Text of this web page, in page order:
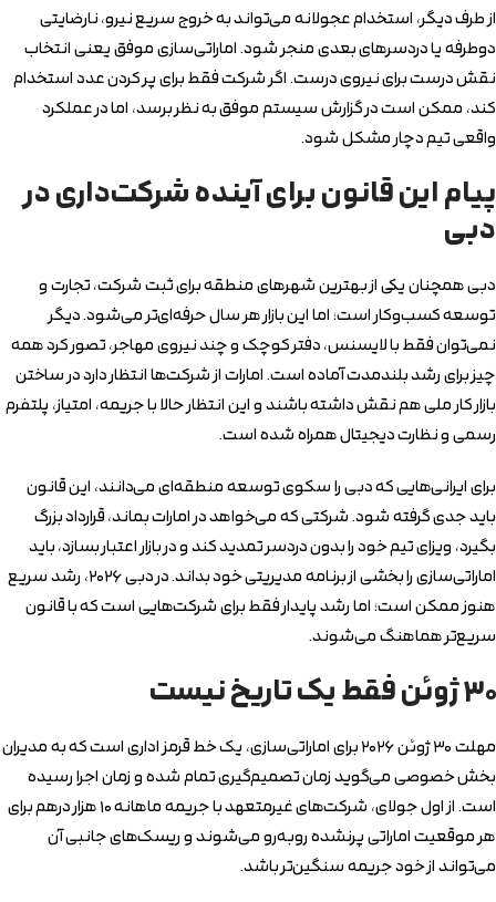
از طرف دیگر، استخدام عجولانه می‌تواند به خروج سریع نیرو، نارضایتی
دوطرفه یا دردسرهای بعدی منجر شود. اماراتی‌سازی موفق یعنی انتخاب
نقش درست برای نیروی درست. اگر شرکت فقط برای پر کردن عدد استخدام
کند، ممکن است در گزارش سیستم موفق به نظر برسد، اما در عملکرد
واقعی تیم دچار مشکل شود.
پیام این قانون برای آینده شرکت‌داری در
دبی
دبی همچنان یکی از بهترین شهرهای منطقه برای ثبت شرکت، تجارت و
توسعه کسب‌وکار است؛ اما این بازار هر سال حرفه‌ای‌تر می‌شود. دیگر
نمی‌توان فقط با لایسنس، دفتر کوچک و چند نیروی مهاجر، تصور کرد همه
چیز برای رشد بلندمدت آماده است. امارات از شرکت‌ها انتظار دارد در ساختن
بازار کار ملی هم نقش داشته باشند و این انتظار حالا با جریمه، امتیاز، پلتفرم
رسمی و نظارت دیجیتال همراه شده است.
برای ایرانی‌هایی که دبی را سکوی توسعه منطقه‌ای می‌دانند، این قانون
باید جدی گرفته شود. شرکتی که می‌خواهد در امارات بماند، قرارداد بزرگ
بگیرد، ویزای تیم خود را بدون دردسر تمدید کند و در بازار اعتبار بسازد، باید
اماراتی‌سازی را بخشی از برنامه مدیریتی خود بداند. در دبی ۲۰۲۶، رشد سریع
هنوز ممکن است؛ اما رشد پایدار فقط برای شرکت‌هایی است که با قانون
سریع‌تر هماهنگ می‌شوند.
۳۰ ژوئن فقط یک تاریخ نیست
مهلت ۳۰ ژوئن ۲۰۲۶ برای اماراتی‌سازی، یک خط قرمز اداری است که به مدیران
بخش خصوصی می‌گوید زمان تصمیم‌گیری تمام شده و زمان اجرا رسیده
است. از اول جولای، شرکت‌های غیرمتعهد با جریمه ماهانه ۱۰ هزار درهم برای
هر موقعیت اماراتی پرنشده روبه‌رو می‌شوند و ریسک‌های جانبی آن
می‌تواند از خود جریمه سنگین‌تر باشد.